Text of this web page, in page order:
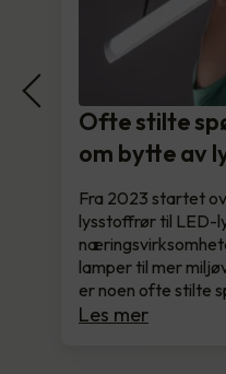
Ofte stilte
om bytte av
Fra 2023 startet
lysstoffrør til LED-
lamper til mer
er noen ofte stilte
Les mer